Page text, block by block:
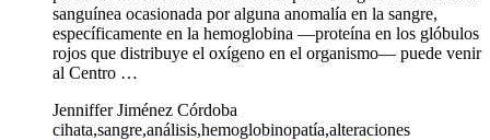
sanguínea ocasionada por alguna anomalía en la sangre,
específicamente en la hemoglobina —proteína en los glóbulos
rojos que distribuye el oxígeno en el organismo— puede venir
al Centro …
Jenniffer Jiménez Córdoba
cihata,sangre,análisis,hemoglobinopatía,alteraciones